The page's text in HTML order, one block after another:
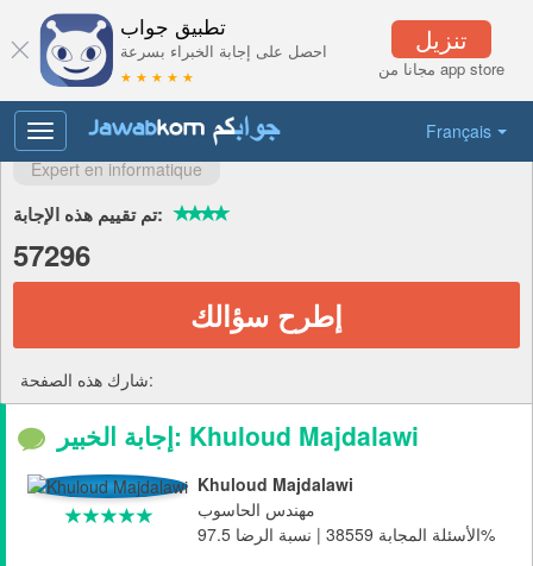
تنزيل
مجانا من app store
تطبيق جواب
احصل على إجابة الخبراء بسرعة
★ ★ ★ ★ ★
Français
Toggle
navigation
Expert en informatique
تم تقييم هذه الإجابة:
57296
إطرح سؤالك
شارك هذه الصفحة:
إجابة الخبير: Khuloud Majdalawi
Khuloud Majdalawi
مهندس الحاسوب
الأسئلة المجابة 38559 | نسبة الرضا 97.5%